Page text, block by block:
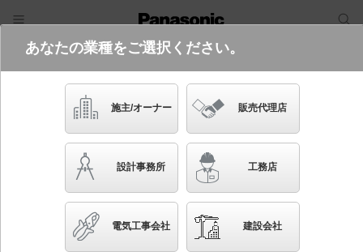
電気・建築設備（ビジネス）
フリーワード
品番・キーワード
LGW85034S
あなたの業種をご選択ください。
施主/オーナー 販売代理店
設計事務所 工務店
電気工事会社 建設会社